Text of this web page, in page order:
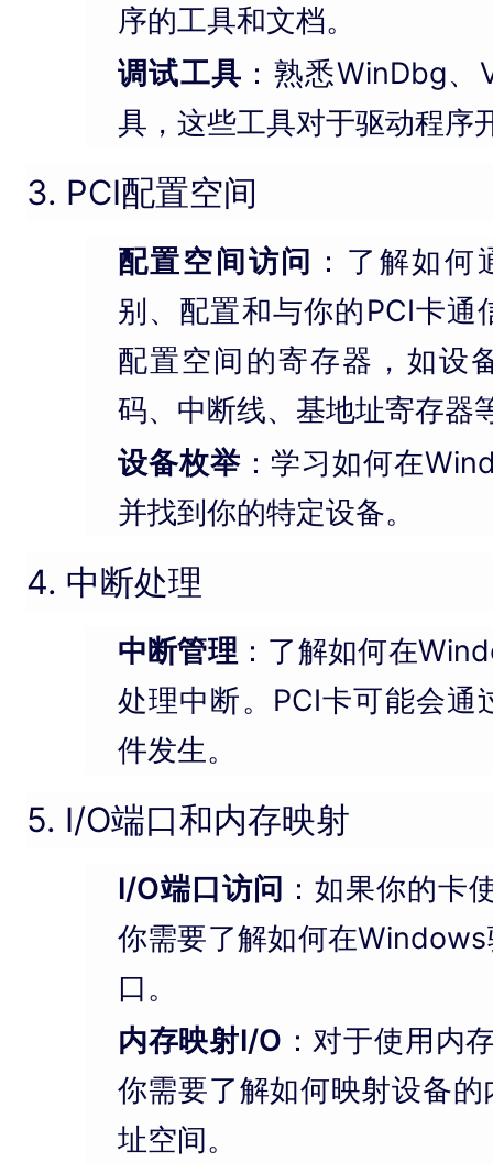
序的工具和文档。
调试工具 ：熟悉WinDbg
具，这些工具对于驱动程序
3. PCI配置空间
配置空间访问 ：了解如
别、配置和与你的PCI卡通
配置空间的寄存器，如设
码、中断线、基地址寄存器
设备枚举：学习如何在
并找到你的特定设备。
4. 中断处理
中断管理 ：了解如何在
处理中断。PCI卡可能会通
件发生。
5. I/O端口和内存映射
I/O端口访问 ：如果你的卡
你需要了解如何在
口。
内存映射I/O ：对于使用内
你需要了解如何映射设备
址空间。